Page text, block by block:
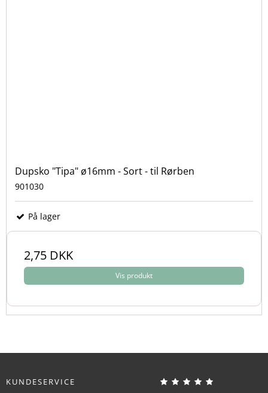
Dupsko "Tipa" ø16mm - Sort - til Rørben
901030
På lager
2,75 DKK
Vis produkt
KUNDESERVICE